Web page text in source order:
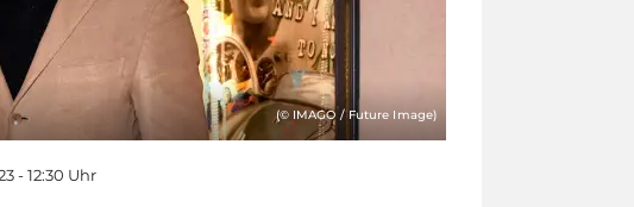
(© IMAGO / Future Image)
- 12:30 Uhr